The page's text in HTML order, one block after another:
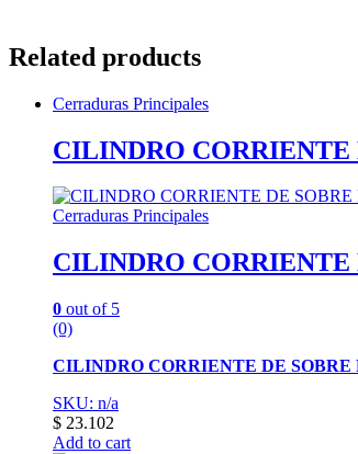
Related products
Cerraduras Principales
CILINDRO CORRIENTE
Cerraduras Principales
CILINDRO CORRIENTE
0 out of 5
(0)
CILINDRO CORRIENTE DE SOBRE
SKU: n/a
$ 23.102
Add to cart